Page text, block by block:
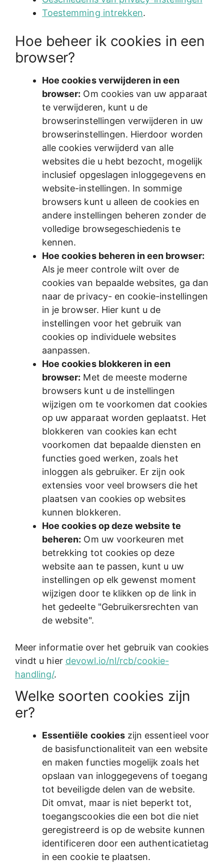
Toestemming intrekken.
Hoe beheer ik cookies in een
browser?
Hoe cookies verwijderen in een
browser: Om cookies van uw apparaat
te verwijderen, kunt u de
browserinstellingen verwijderen in uw
browserinstellingen. Hierdoor worden
alle cookies verwijderd van alle
websites die u hebt bezocht, mogelijk
inclusief opgeslagen inloggegevens en
website-instellingen. In sommige
browsers kunt u alleen de cookies en
andere instellingen beheren zonder de
volledige browsegeschiedenis te
kennen.
Hoe cookies beheren in een browser:
Als je meer controle wilt over de
cookies van bepaalde websites, ga dan
naar de privacy- en cookie-instellingen
in je browser. Hier kunt u de
instellingen voor het gebruik van
cookies op individuele websites
aanpassen.
Hoe cookies blokkeren in een
browser: Met de meeste moderne
browsers kunt u de instellingen
wijzigen om te voorkomen dat cookies
op uw apparaat worden geplaatst. Het
blokkeren van cookies kan echt
voorkomen dat bepaalde diensten en
functies goed werken, zoals het
inloggen als gebruiker. Er zijn ook
extensies voor veel browsers die het
plaatsen van cookies op websites
kunnen blokkeren.
Hoe cookies op deze website te
beheren: Om uw voorkeuren met
betrekking tot cookies op deze
website aan te passen, kunt u uw
instellingen op elk gewenst moment
wijzigen door te klikken op de link in
het gedeelte "Gebruikersrechten van
de website".
Meer informatie over het gebruik van cookies
vindt u hier devowl.io/nl/rcb/cookie-
handling/.
Welke soorten cookies zijn
er?
Essentiële cookieszijn essentieel voor
de basisfunctionaliteit van een website
en maken functies mogelijk zoals het
opslaan van inloggegevens of toegang
tot beveiligde delen van de website.
Dit omvat, maar is niet beperkt tot,
toegangscookies die een bot die niet
geregistreerd is op de website kunnen
identificeren door een authenticatietag
in een cookie te plaatsen.